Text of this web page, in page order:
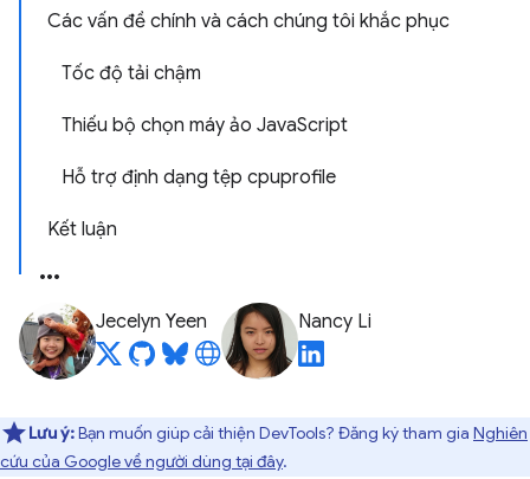
Các vấn đề chính và cách chúng tôi khắc phục
Tốc độ tải chậm
Thiếu bộ chọn máy ảo JavaScript
Hỗ trợ định dạng tệp cpuprofile
Kết luận
Jecelyn Yeen Nancy Li
Lưu ý:Bạn muốn giúp cải thiện DevTools? Đăng ký tham gia Nghiên
cứu của Google về người dùng tại đây.